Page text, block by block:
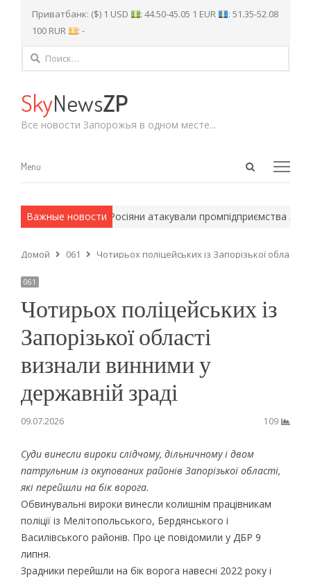
Приватбанк: ($) 1 USD : 44.50-45.05 1 EUR
: 51.35-52.08
100 RUR
: -
Найти:
SkyNewsZP
Все новости Запорожья в одном месте...
Open
Menu
Menu
Важные новости
методы. Росіяни атакували промпідприємства
Домой 061 Чотирьох поліцейських із Запорізької
061
Чотирьох поліцейських із
Запорізької області
визнали винними у
державній зраді
09.07.2026 109
Суди винесли вироки слідчому, дільничному і двом
патрульним із окупованих районів Запорізької області,
які перейшли на бік ворога.
Обвинувальні вироки винесли колишнім працівникам
поліції із Мелітопольського, Бердянського і
Василівського районів. Про це повідомили у ДБР 9
липня.
Зрадники перейшли на бік ворога навесні 2022 року і